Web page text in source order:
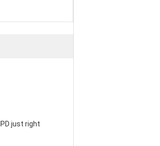
just right